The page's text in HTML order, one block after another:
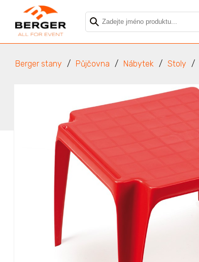
Berger stany Půjčovna Nábytek Stoly